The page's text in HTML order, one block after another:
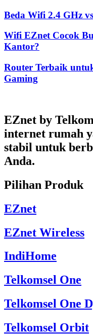
Beda Wifi 2.4 GHz
Wifi EZnet Cocok
Kantor?
Router Terbaik
Gaming
EZnet by
internet rumah
stabil untuk
Anda.
Pilihan Produk
EZnet
EZnet Wireless
IndiHome
Telkomsel One
Telkomsel One
Telkomsel Orbit